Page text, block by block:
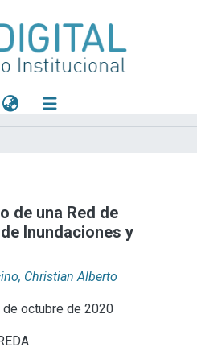
de una Red de
Inundaciones y
Christian Alberto
de octubre de 2020